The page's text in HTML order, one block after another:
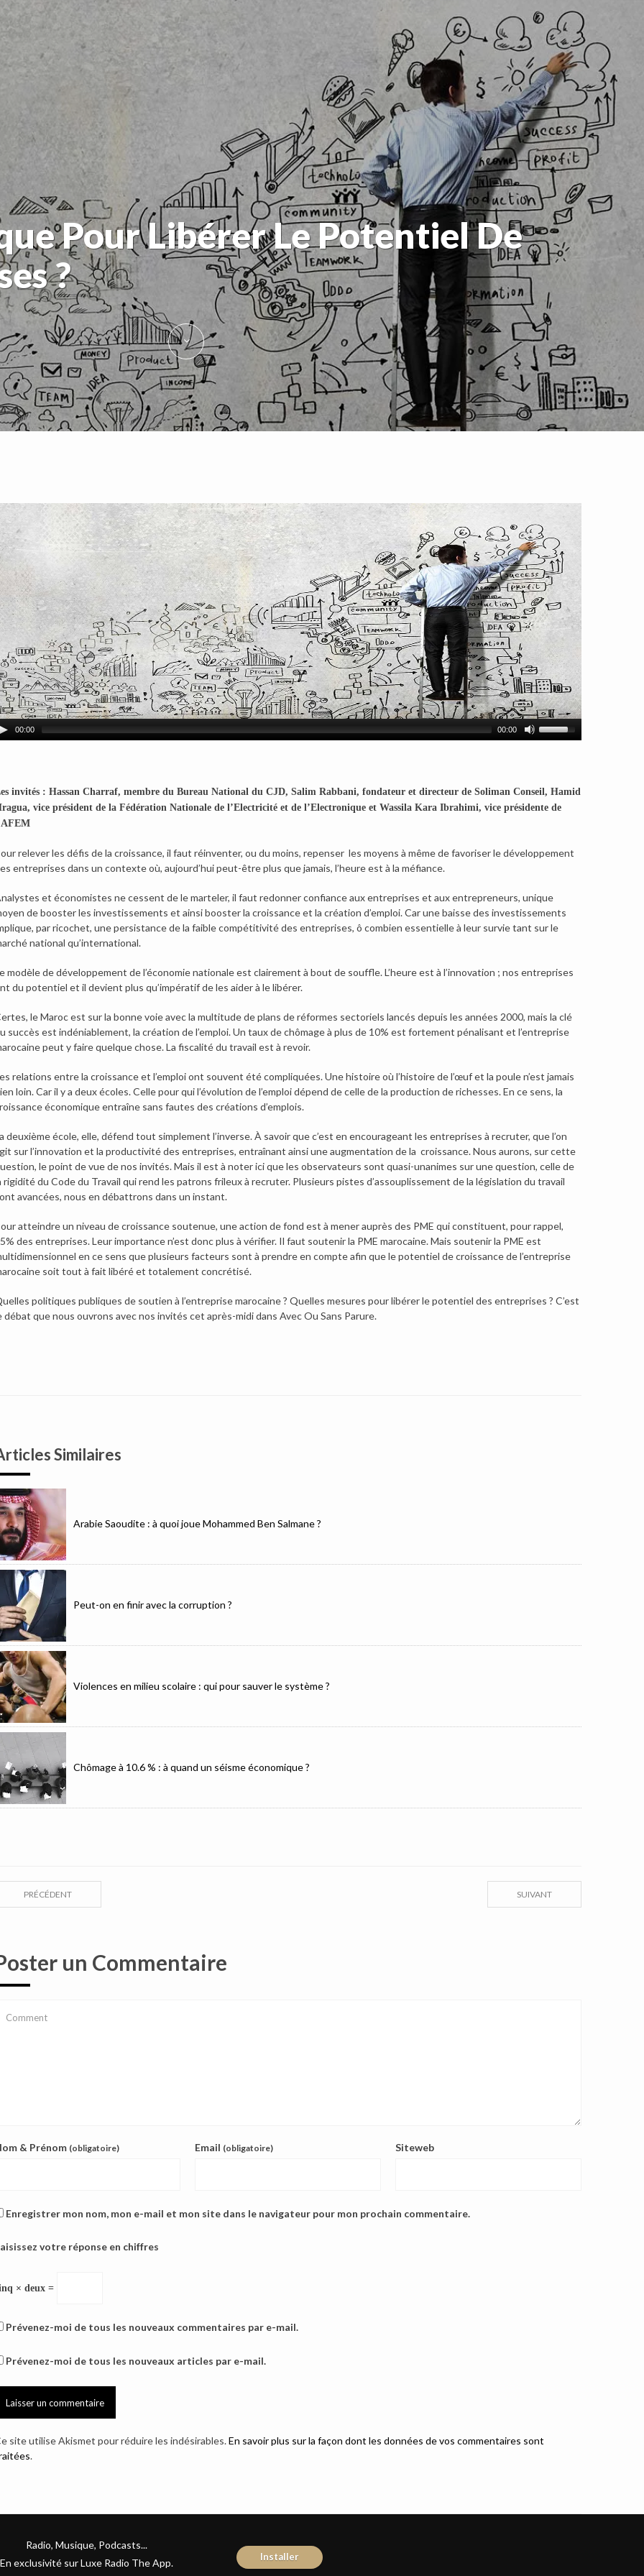
Pour Libérer Le Potentiel De
?
00:00 00:00
invités : Hassan Charraf, membre du Bureau National du CJD, Salim Rabbani, fondateur et directeur de Soliman Conseil, Hamid
vice président de la Fédération Nationale de l’Electricité et de l’Electronique et Wassila Kara Ibrahimi, vice présidente de
relever les défis de la croissance, il faut réinventer, ou du moins, repenser les moyens à même de favoriser le développement
entreprises dans un contexte où, aujourd’hui peut-être plus que jamais, l’heure est à la méfiance.
et économistes ne cessent de le marteler, il faut redonner confiance aux entreprises et aux entrepreneurs, unique
de booster les investissements et ainsi booster la croissance et la création d’emploi. Car une baisse des investissements
par ricochet, une persistance de la faible compétitivité des entreprises, ô combien essentielle à leur survie tant sur le
national qu’international.
modèle de développement de l’économie nationale est clairement à bout de souffle. L’heure est à l’innovation ; nos entreprises
du potentiel et il devient plus qu’impératif de les aider à le libérer.
le Maroc est sur la bonne voie avec la multitude de plans de réformes sectoriels lancés depuis les années 2000, mais la clé
succès est indéniablement, la création de l’emploi. Un taux de chômage à plus de 10% est fortement pénalisant et l’entreprise
peut y faire quelque chose. La fiscalité du travail est à revoir.
relations entre la croissance et l’emploi ont souvent été compliquées. Une histoire où l’histoire de l’œuf et la poule n’est jamais
loin. Car il y a deux écoles. Celle pour qui l’évolution de l’emploi dépend de celle de la production de richesses. En ce sens, la
économique entraîne sans fautes des créations d’emplois.
deuxième école, elle, défend tout simplement l’inverse. À savoir que c’est en encourageant les entreprises à recruter, que l’on
sur l’innovation et la productivité des entreprises, entraînant ainsi une augmentation de la croissance. Nous aurons, sur cette
le point de vue de nos invités. Mais il est à noter ici que les observateurs sont quasi-unanimes sur une question, celle de
rigidité du Code du Travail qui rend les patrons frileux à recruter. Plusieurs pistes d’assouplissement de la législation du travail
avancées, nous en débattrons dans un instant.
atteindre un niveau de croissance soutenue, une action de fond est à mener auprès des PME qui constituent, pour rappel,
des entreprises. Leur importance n’est donc plus à vérifier. Il faut soutenir la PME marocaine. Mais soutenir la PME est
en ce sens que plusieurs facteurs sont à prendre en compte afin que le potentiel de croissance de l’entreprise
soit tout à fait libéré et totalement concrétisé.
politiques publiques de soutien à l’entreprise marocaine ? Quelles mesures pour libérer le potentiel des entreprises ? C’est
débat que nous ouvrons avec nos invités cet après-midi dans Avec Ou Sans Parure.
Similaires
Arabie Saoudite : à quoi joue Mohammed Ben Salmane ?
Peut-on en finir avec la corruption ?
Violences en milieu scolaire : qui pour sauver le système ?
Chômage à 10.6 % : à quand un séisme économique ?
SUIVANT
PRÉCÉDENT
un Commentaire
& Prénom (obligatoire) Email (obligatoire) Siteweb
Enregistrer mon nom, mon e-mail et mon site dans le navigateur pour mon prochain commentaire.
votre réponse en chiffres
× deux =
Prévenez-moi de tous les nouveaux commentaires par e-mail.
Prévenez-moi de tous les nouveaux articles par e-mail.
site utilise Akismet pour réduire les indésirables.En savoir plus sur la façon dont les données de vos commentaires sont
.
Radio, Musique, Podcasts...
En exclusivité sur Luxe Radio The App.
Installer